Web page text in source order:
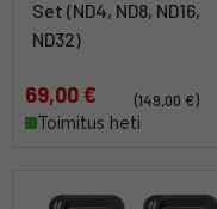
Set (ND4, ND8, ND16,
ND32)
69,00 €
(149,00 €)
Toimitus heti